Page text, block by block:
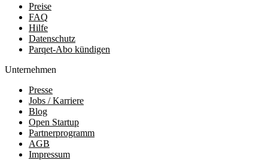
Preise
FAQ
Hilfe
Datenschutz
Parqet-Abo kündigen
Unternehmen
Presse
Jobs / Karriere
Blog
Open Startup
Partnerprogramm
AGB
Impressum